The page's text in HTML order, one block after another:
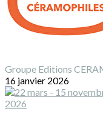
Groupe Editions
16 janvier 2026